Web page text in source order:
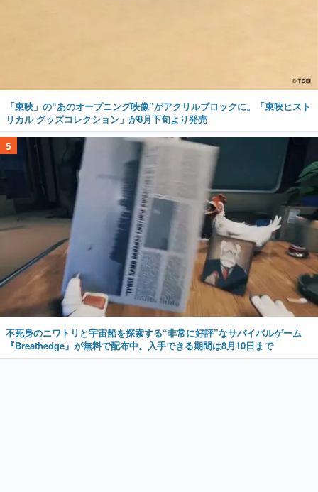
5
不死身のニワトリと宇宙船を探索する“非常に好評”なサバイバルゲーム
『Breathedge』が無料で配布中。入手できる期間は8月10日まで